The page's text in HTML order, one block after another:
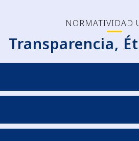
NORMATIVIDAD
Transparencia,